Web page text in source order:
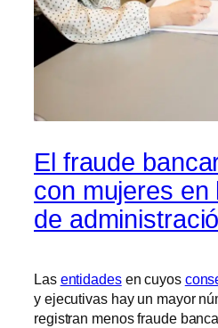
El fraude
con mujeres en
de
Las entidadesen cuyos
y ejecutivas hay un mayor
registran menos fraude